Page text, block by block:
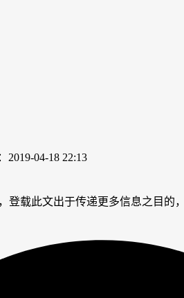
2019-04-18 22:13
登载此文出于传递更多信息之目的